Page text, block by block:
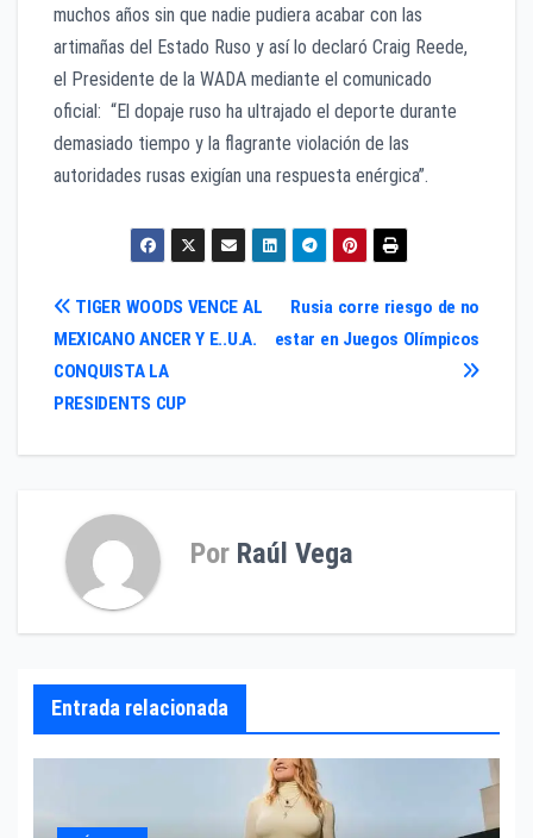
muchos años sin que nadie pudiera acabar con las
artimañas del Estado Ruso y así lo declaró Craig Reede,
el Presidente de la WADA mediante el comunicado
oficial: “El dopaje ruso ha ultrajado el deporte durante
demasiado tiempo y la flagrante violación de las
autoridades rusas exigían una respuesta enérgica”.
Navegación
de
entradas
Rusia corre riesgo de no
estar en Juegos Olímpicos
TIGER WOODS VENCE AL
MEXICANO ANCER Y E..U.A.
CONQUISTA LA
PRESIDENTS CUP
Por Raúl Vega
Entrada relacionada